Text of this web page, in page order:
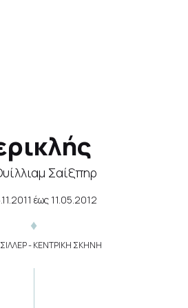
Σαίξπηρ
έως 11.05.2012
- ΚΕΝΤΡΙΚΗ ΣΚΗΝΗ